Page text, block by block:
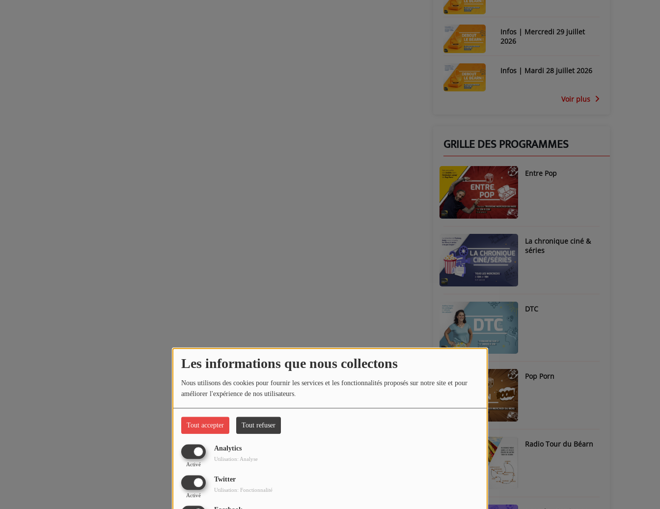
Les informations que nous collectons
Nous utilisons des cookies pour fournir les services et les fonctionnalités proposés sur notre site et pour
améliorer l'expérience de nos utilisateurs.
Tout accepter Tout refuser
Analytics
Activé
Utilisation: Analyse
Twitter
Activé
Utilisation: Fonctionnalité
Infos | Mercredi 29 juillet
2026
Infos | Mardi 28 juillet 2026
Voir plus
GRILLE DES PROGRAMMES
Entre Pop
La chronique ciné &
séries
DTC
Pop Porn
Radio Tour du Béarn